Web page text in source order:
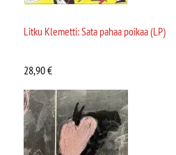
Litku Klemetti: Sata pahaa poikaa (LP)
28,90€